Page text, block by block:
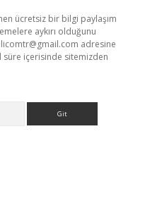
ücretsiz bir bilgi paylaşım
aykırı olduğunu
adresine
içerisinde sitemizden